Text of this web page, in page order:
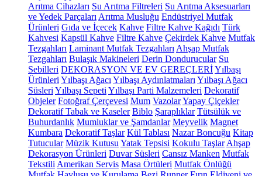
Arıtma Cihazları Su Arıtma Filtreleri Su Arıtma Aksesuarları
ve Yedek Parçaları Arıtma Musluğu Endüstriyel Mutfak
Ürünleri Gıda ve İçecek Kahve Filtre Kahve Kağıdı Türk
Kahvesi Kapsül Kahve Filtre Kahve Çekirdek Kahve Mutfak
Tezgahları Laminant Mutfak Tezgahları Ahşap Mutfak
Tezgahları Bulaşık Makineleri Derin Dondurucular Su
Sebilleri DEKORASYON VE EV GEREÇLERİYılbaşı
Ürünleri Yılbaşı Ağacı Yılbaşı Aydınlatmaları Yılbaşı Ağacı
Süsleri Yılbaşı Sepeti Yılbaşı Parti Malzemeleri Dekoratif
Objeler Fotoğraf Çerçevesi Mum VazolarYapay Çiçekler
Dekoratif Tabak ve Kaseler Biblo Şaraplıklar Tütsülük ve
Buhurdanlık Mumluklar ve Şamdanlar Meyvelik Magnet
Kumbara Dekoratif Taşlar Kül Tablası Nazar Boncuğu Kitap
Tutucular Müzik Kutusu Yatak Tepsisi Kokulu Taşlar Ahşap
Dekorasyon Ürünleri Duvar Süsleri Cansız Manken Mutfak
Tekstili Amerikan Servis Masa Örtüleri Mutfak Önlüğü